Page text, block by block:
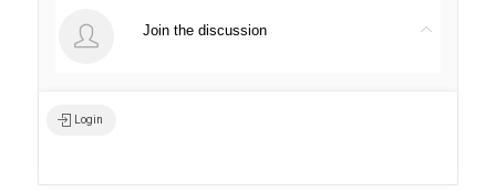
Join the discussion
Login